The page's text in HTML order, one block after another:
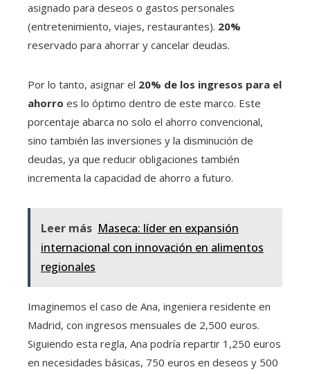
asignado para deseos o gastos personales
(entretenimiento, viajes, restaurantes). 20%
reservado para ahorrar y cancelar deudas.
Por lo tanto, asignar el 20% de los ingresos para el
ahorro es lo óptimo dentro de este marco. Este
porcentaje abarca no solo el ahorro convencional,
sino también las inversiones y la disminución de
deudas, ya que reducir obligaciones también
incrementa la capacidad de ahorro a futuro.
Leer más Maseca: líder en expansión
internacional con innovación en alimentos
regionales
Imaginemos el caso de Ana, ingeniera residente en
Madrid, con ingresos mensuales de 2,500 euros.
Siguiendo esta regla, Ana podría repartir 1,250 euros
en necesidades básicas, 750 euros en deseos y 500